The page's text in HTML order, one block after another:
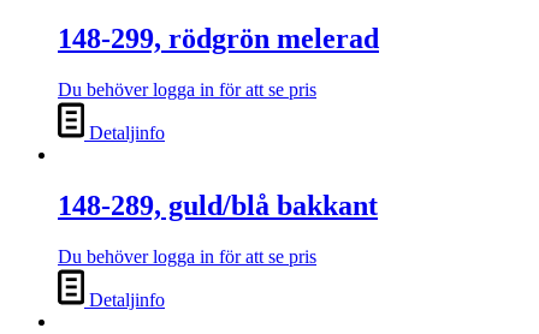
148-299, rödgrön melerad
Du behöver logga in för att se pris
Detaljinfo
148-289, guld/blå bakkant
Du behöver logga in för att se pris
Detaljinfo